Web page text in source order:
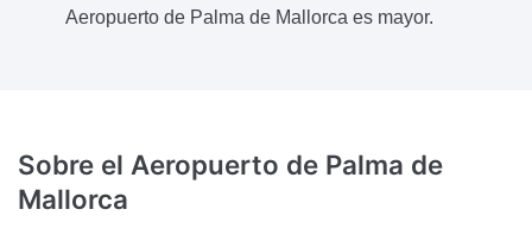
Aeropuerto de Palma de Mallorca es mayor.
Sobre el Aeropuerto de Palma de
Mallorca